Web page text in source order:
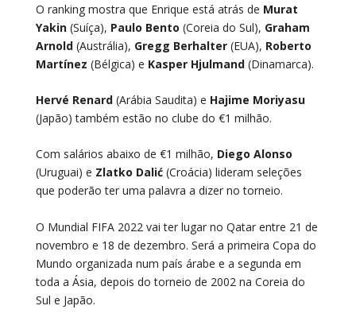
O ranking mostra que Enrique está atrás de Murat
Yakin(Suíça), Paulo Bento (Coreia do Sul), Graham
Arnold(Austrália), Gregg Berhalter(EUA), Roberto
Martínez (Bélgica) e Kasper Hjulmand(Dinamarca).
Hervé Renard(Arábia Saudita) e Hajime Moriyasu
(Japão) também estão no clube do €1 milhão.
Com salários abaixo de €1 milhão, Diego Alonso
(Uruguai) e Zlatko Dalić(Croácia) lideram seleções
que poderão ter uma palavra a dizer no torneio.
O Mundial FIFA 2022 vai ter lugar no Qatar entre 21 de
novembro e 18 de dezembro. Será a primeira Copa do
Mundo organizada num país árabe e a segunda em
toda a Ásia, depois do torneio de 2002 na Coreia do
Sul e Japão.